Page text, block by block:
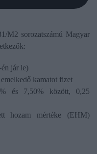
M2 sorozatszámú Magyar
jár le)
kamatot fizet
és 7,50% között, 0,25
hozam mértéke (EHM)